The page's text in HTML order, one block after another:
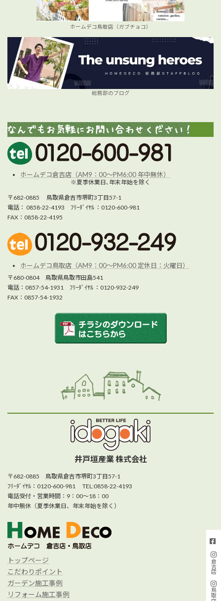
ホームデコ鳥取店（ガブチョコ）
総務部のブログ
ホームデコ倉吉店（AM9：00～PM6:00 年中無休）
※夏季休業日､年末年始を除く
〒682-0885 鳥取県倉吉市堺町3丁目57-1
電話： 0858-22-4193 ﾌﾘｰﾀﾞｲﾔﾙ ：0120-600-981
FAX：0858-22-4195
ホームデコ鳥取店（AM9：00～PM6:00 定休日：火曜日）
〒680-0804 鳥取県鳥取市田島541
電話：0857-54-1931 ﾌﾘｰﾀﾞｲﾔﾙ ：0120-932-249
FAX：0857-54-1932
井戸垣産業 株式会社
〒682-0885 鳥取県倉吉市堺町3丁目57-1
ﾌﾘｰﾀﾞｲﾔﾙ：0120-600-981 TEL:0858-22-4193
電話受付・営業時間：9：00～18：00
年中無休（夏季休業日、年末年始を除く）
トップページ
こだわりポイント
ガーデン施工事例
リフォーム施工事例
倉吉店
鳥取店